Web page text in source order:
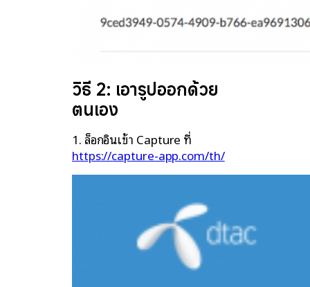
วิธี 2: เอารูปออกด้วย
ตนเอง
1. ล็อกอินเข้า Capture ที่
https://capture-app.com/th/